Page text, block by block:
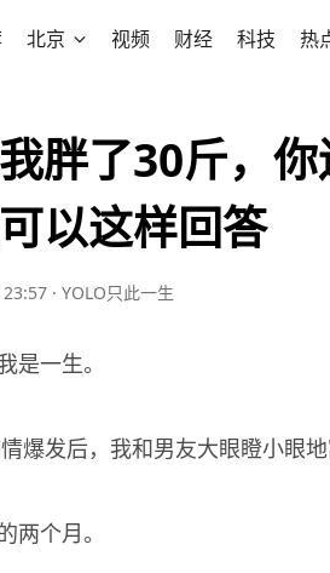
北京 视频 财经 科技 热
胖了30斤，
以这样回答
· YOLO只此一生
是一生。
爆发后，我和男友大眼瞪小眼
两个月。